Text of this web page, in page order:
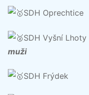
SDH Oprechtice
SDH Vyšní Lhoty
muži
SDH Frýdek